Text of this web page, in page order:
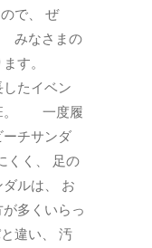
で、 ぜ
みなさまの
ります。
たイベン
。 一度履
チサンダ
く、 足の
ルは、 お
多くいらっ
違い、 汚